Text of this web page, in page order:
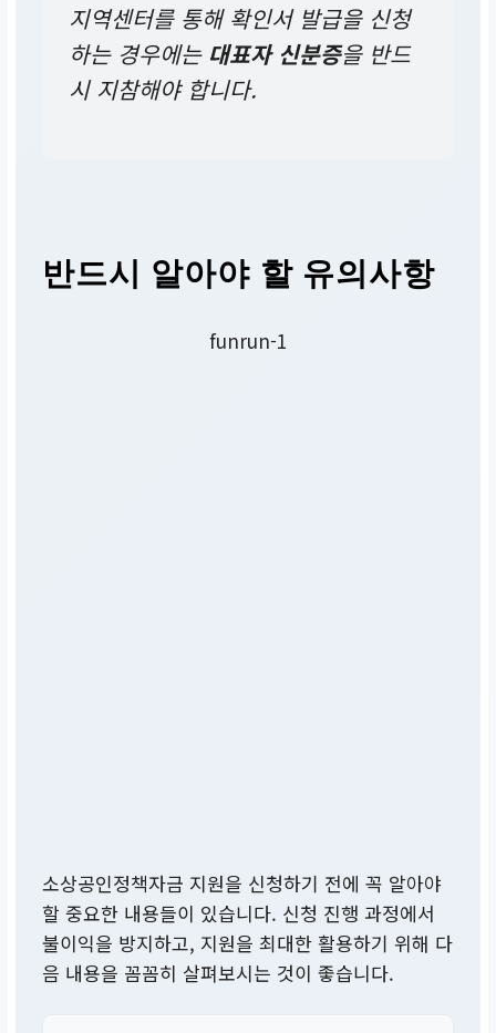
결제내역, 사업자 정보 화
면
알렛츠, 셀러허브
정산/입금내역, 사업자
지역센터를 통해 확인서 발급을 신청
하는 경우에는 대표자 신분증을 반드
시 지참해야 합니다.
반드시 알아야 할 유의사항
funrun-1
소상공인정책자금 지원을 신청하기 전에 꼭 알아야
할 중요한 내용들이 있습니다. 신청 진행 과정에서
불이익을 방지하고, 지원을 최대한 활용하기 위해 다
음 내용을 꼼꼼히 살펴보시는 것이 좋습니다.